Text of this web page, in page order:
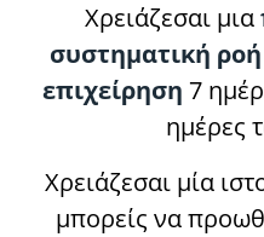
Χρειάζεσαι μια
συστηματική
επιχείρηση 7
ημέρες
Χρειάζεσαι μία
μπορείς να